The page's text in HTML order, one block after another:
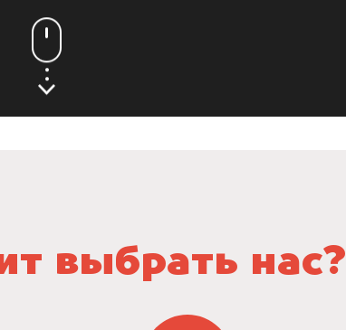
выбрать нас?